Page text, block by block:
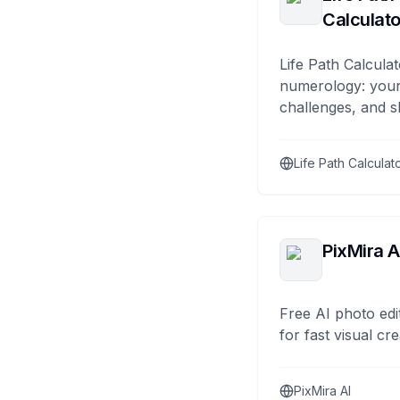
Life Path
numerology:
challenges, and
Life Path
PixMira
Free AI photo
for fast visual
PixMira AI